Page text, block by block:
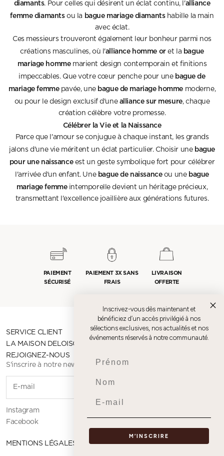
diamants. Pour celles qui désirent un éclat continu, l'alliance
femme diamantsou la bague mariage diamantshabille la main
avec éclat.
Ces messieurs trouveront également leur bonheur parmi nos
créations masculines, où l'alliance homme oret la bague
mariage hommemarient design contemporain et finitions
impeccables. Que votre cœur penche pour une bague de
mariage femmepavée, une bague de mariage homme moderne,
ou pour le design exclusif d'une alliance sur mesure, chaque
création célèbre votre promesse.
Célébrer la Vie et la Naissance
Parce que l'amour se conjugue à chaque instant, les grands
jalons d'une vie méritent un éclat particulier. Choisir une bague
pour une naissanceest un geste symbolique fort pour célébrer
l'arrivée d'un enfant. Une bague de naissanceou une bague
mariage femmeintemporelle devient un héritage précieux,
transmettant l'excellence joaillière aux générations futures.
PAIEMENT
SÉCURISÉ
PAIEMENT 3X SANS
FRAIS
LIVRAISON
OFFERTE
SERVICE CLIENT
LA MAISON DELOISON
REJOIGNEZ-NOUS
S'inscrire à notre newsletter
Instagram
Facebook
MENTIONS LÉGALES
Inscrivez-vous dès maintenant et
bénéficiez d’un accès privilégié à nos
sélections exclusives, nos actualités et nos
événements réservés à notre communauté.
Prenom
M’INSCRIRE